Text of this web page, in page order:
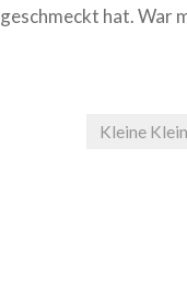
geschmeckt hat. War
Kleine